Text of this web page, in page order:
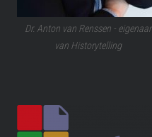
Dr. Anton van Renssen - eigenaar
van Historytelling